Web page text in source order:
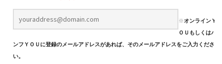
※オンラインＹ
ＯＵもしくはパ
ンフＹＯＵに登録のメールアドレスがあれば、そのメールアドレスをご入力くださ
い。